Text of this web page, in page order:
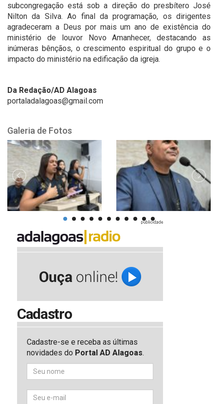
subcongregação está sob a direção do presbítero José
Nilton da Silva. Ao final da programação, os dirigentes
agradeceram a Deus por mais um ano de existência do
ministério de louvor Novo Amanhecer, destacando as
inúmeras bênçãos, o crescimento espiritual do grupo e o
impacto do ministério na edificação da igreja.
Da Redação/AD Alagoas
portaladalagoas@gmail.com
Galeria de Fotos
Cadastro
Cadastre-se e receba as últimas
novidades do Portal AD Alagoas.